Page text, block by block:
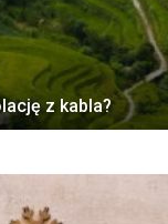
z kabla?